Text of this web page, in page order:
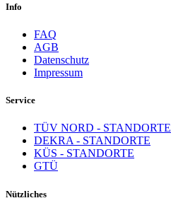
Info
FAQ
AGB
Datenschutz
Impressum
Service
TÜV NORD - STANDORTE
DEKRA - STANDORTE
KÜS - STANDORTE
GTÜ
Nützliches